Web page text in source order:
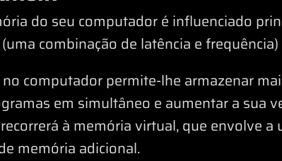
do seu computador é influenciado
combinação de latência e
computador permite-lhe armazenar
em simultâneo e aumentar a sua
à memória virtual, que envolve
memória adicional.